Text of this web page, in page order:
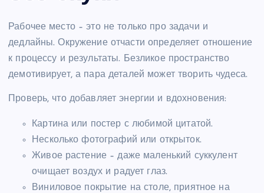
Рабочее место – это не только про задачи и
дедлайны. Окружение отчасти определяет отношение
к процессу и результаты. Безликое пространство
демотивирует, а пара деталей может творить чудеса.
Проверь, что добавляет энергии и вдохновения:
Картина или постер с любимой цитатой.
Несколько фотографий или открыток.
Живое растение – даже маленький суккулент
очищает воздух и радует глаз.
Виниловое покрытие на столе, приятное на